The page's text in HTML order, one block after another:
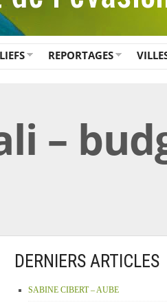
REPORTAGES
–
DERNIERS ARTICLES
SABINE CIBERT – AUBE